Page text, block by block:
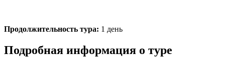
Продолжительность тура: 1 день
Подробная информация о туре